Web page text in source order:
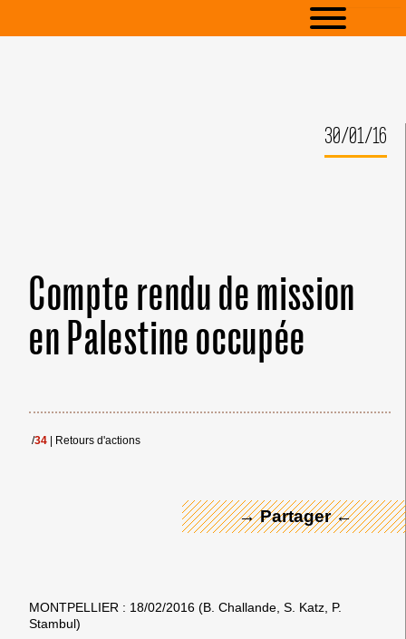
30/01/16
Compte rendu de mission
en Palestine occupée
/34 Retours d'actions
→ Partager ←
MONTPELLIER : 18/02/2016 (B. Challande, S. Katz, P.
Stambul)